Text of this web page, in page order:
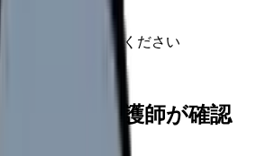
し方を見る
情報を確認してください
人票を、看護師が確認
せます